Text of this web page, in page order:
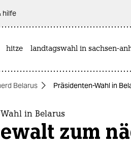
hilfe
hitze landtagswahl in sachsen-
Belarus Präsidenten-Wahl in
in Belarus
zum